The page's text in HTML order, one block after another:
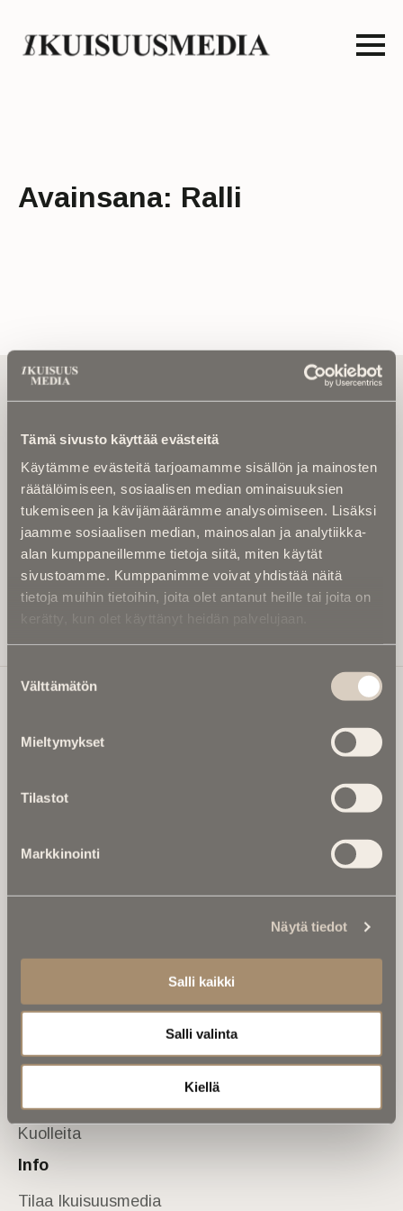
Tämä sivusto käyttää evästeitä
Käytämme evästeitä tarjoamamme sisällön ja mainosten
räätälöimiseen, sosiaalisen median ominaisuuksien
tukemiseen ja kävijämäärämme analysoimiseen. Lisäksi
jaamme sosiaalisen median, mainosalan ja analytiikka-
alan kumppaneillemme tietoja siitä, miten käytät
sivustoamme. Kumppanimme voivat yhdistää näitä
tietoja muihin tietoihin, joita olet antanut heille tai joita on
kerätty, kun olet käyttänyt heidän palvelujaan.
valinta
Välttämätön
Mieltymykset
Tilastot
Markkinointi
Näytä tiedot
Salli kaikki
Salli valinta
Kiellä
Avainsana: Ralli
Tilaa uutiskirje - Pääset heti parhaiden
artikkelien pariin!
Kirjoita alle sähköpostiosoitteesi niin saat kaksi kertaa
etteivät kiinnostavat artikkelit jää huomaamatta.
Uutiskirje on maksuton eikä se velvoita mihinkään.
Kirjoita tähän sähköpostiosoite, johon haluat uutiskirjeen
tulevan:
Tilaa Uutiskirje
Ikuisuusmedia
valtakunnallinen mediabrändi. Julkaisemme uusimmat
kuolinuutiset ja kuolintiedot.
Anna palautetta
Muistokirjoituksia
Kuolema koskettaa
Asiantuntijoilta
Kuolleita
Info
Tilaa Ikuisuusmedia